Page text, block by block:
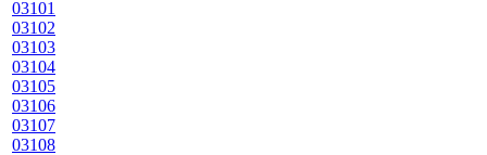
03101
03102
03103
03104
03105
03106
03107
03108